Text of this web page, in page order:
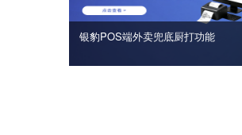
银豹POS端外卖兜底厨打功能